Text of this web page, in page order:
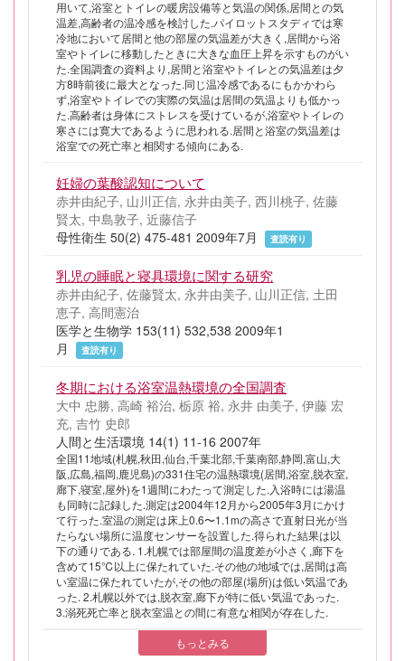
用いて,浴室とトイレの暖房設備等と気温の関係,居間との気
温差,高齢者の温冷感を検討した.パイロットスタディでは寒
冷地において居間と他の部屋の気温差が大きく,居間から浴
室やトイレに移動したときに大きな血圧上昇を示すものがい
た.全国調査の資料より,居間と浴室やトイレとの気温差は夕
方8時前後に最大となった.同じ温冷感であるにもかかわら
ず,浴室やトイレでの実際の気温は居間の気温よりも低かっ
た.高齢者は身体にストレスを受けているが,浴室やトイレの
寒さには寛大であるように思われる.居間と浴室の気温差は
浴室での死亡率と相関する傾向にある.
妊婦の葉酸認知について
赤井由紀子, 山川正信, 永井由美子, 西川桃子, 佐藤
賢太, 中島敦子, 近藤信子
母性衛生 50(2) 475-481 2009年7月
査読有り
乳児の睡眠と寝具環境に関する研究
赤井由紀子, 佐藤賢太, 永井由美子, 山川正信, 土田
恵子, 高間憲治
医学と生物学 153(11) 532,538 2009年1
月
査読有り
冬期における浴室温熱環境の全国調査
大中 忠勝, 高崎 裕治, 栃原 裕, 永井 由美子, 伊藤 宏
充, 吉竹 史郎
人間と生活環境 14(1) 11-16 2007年
全国11地域(札幌,秋田,仙台,千葉北部,千葉南部,静岡,富山,大
阪,広島,福岡,鹿児島)の331住宅の温熱環境(居間,浴室,脱衣室,
廊下,寝室,屋外)を1週間にわたって測定した.入浴時には湯温
も同時に記録した.測定は2004年12月から2005年3月にかけ
て行った.室温の測定は床上0.6〜1.1mの高さで直射日光が当
たらない場所に温度センサーを設置した.得られた結果は以
下の通りである. 1.札幌では部屋間の温度差が小さく,廊下を
含めて15℃以上に保たれていた.その他の地域では,居間は高
い室温に保たれていたが,その他の部屋(場所)は低い気温であ
った. 2.札幌以外では,脱衣室,廊下が特に低い気温であった.
3.溺死死亡率と脱衣室温との間に有意な相関が存在した.
もっとみる